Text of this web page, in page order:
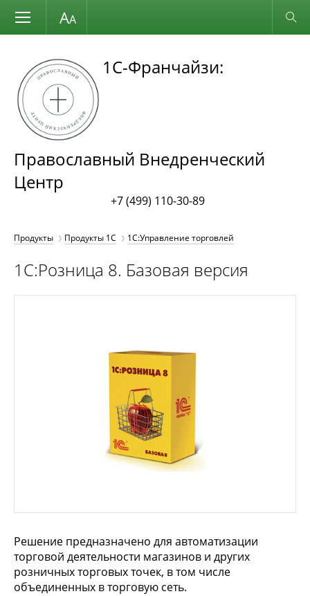
Размер шрифта Обычная версия
1С-Франчайзи:
Православный Внедренческий
Центр
+7 (499) 110-30-89
Продукты Продукты 1С 1С:Управление торговлей
1С:Розница 8. Базовая версия
Решение предназначено для автоматизации
торговой деятельности магазинов и других
розничных торговых точек, в том числе
объединенных в торговую сеть.